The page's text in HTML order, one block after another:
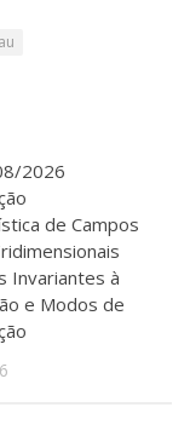
2026
de Campos
Invariantes à
e Modos de